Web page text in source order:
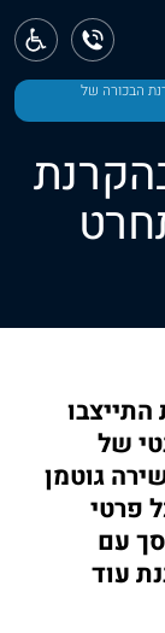
הבכורה של
התייצבו
של
גוטמן
פרטי
עם
36, ומתכננת עוד